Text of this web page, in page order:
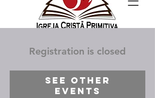
Registration is closed
See other
events